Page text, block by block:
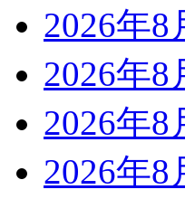
2026年8
2026年8
2026年
2026年